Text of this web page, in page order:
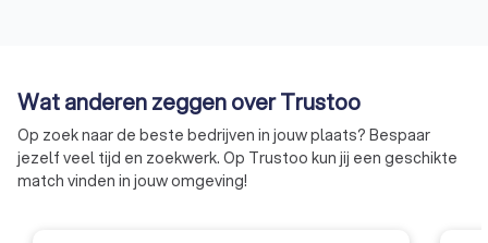
gedragscode van de NGRW. Dit
betekent dat ze niet zomaar hun
eigen gang kunnen gaan, maar
moeten voldoen aan strenge
eisen qua integriteit en
Wat anderen zeggen over Trustoo
Op zoek naar de beste bedrijven in jouw plaats? Bespaar
jezelf veel tijd en zoekwerk. Op Trustoo kun jij een geschikte
match vinden in jouw omgeving!